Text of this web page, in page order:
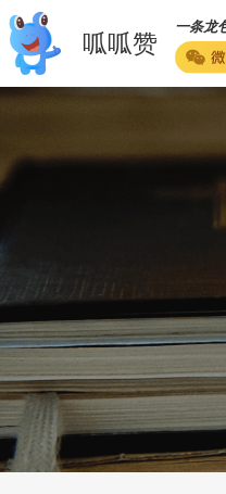
呱呱赞
一条龙